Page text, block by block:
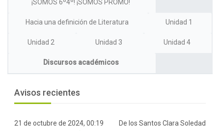
¡SOMOS 6º4º! ¡SOMOS PROMO!
Hacia una definición de Literatura Unidad 1
Unidad 2 Unidad 3 Unidad 4
Discursos académicos
Bloques
Avisos recientes
21 de octubre de 2024, 00:19
De los Santos Clara Soledad